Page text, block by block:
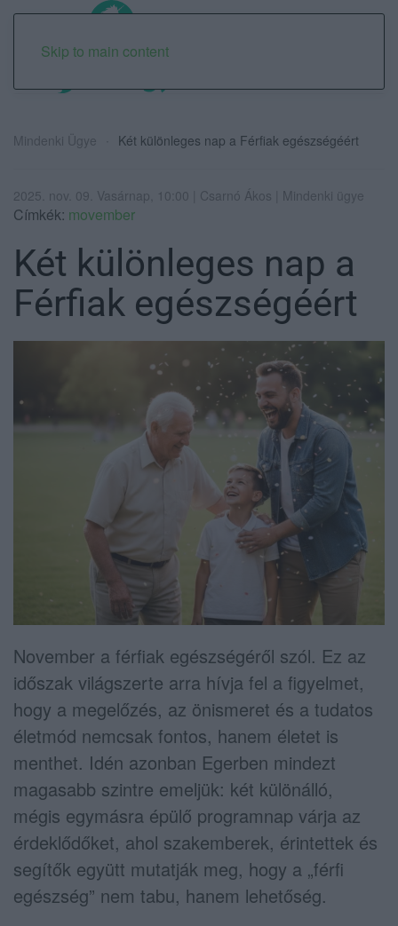
Skip to main content
Mindenki Ügye Két különleges nap a Férfiak egészségéért
2025. nov. 09. Vasárnap, 10:00 | Csarnó Ákos | Mindenki ügye
Címkék: movember
Két különleges nap a
Férfiak egészségéért
November a férfiak egészségéről szól. Ez az
időszak világszerte arra hívja fel a figyelmet,
hogy a megelőzés, az önismeret és a tudatos
életmód nemcsak fontos, hanem életet is
menthet. Idén azonban Egerben mindezt
magasabb szintre emeljük: két különálló,
mégis egymásra épülő programnap várja az
érdeklődőket, ahol szakemberek, érintettek és
segítők együtt mutatják meg, hogy a „férfi
egészség” nem tabu, hanem lehetőség.